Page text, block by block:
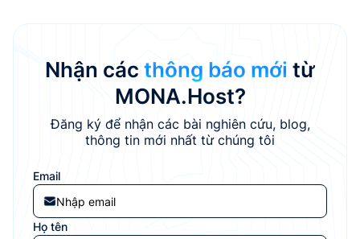
tuyến và xác minh danh
là gì? Lưu ý cần biết...
kết nối bảo mật giữa trình
thành công,...
Nhận các thông báo mới từ
MONA.Host?
Đăng ký để nhận các bài nghiên cứu, blog,
thông tin mới nhất từ chúng tôi
Email
Họ tên